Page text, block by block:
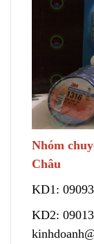
Nhóm
Châu
KD1:
KD2: